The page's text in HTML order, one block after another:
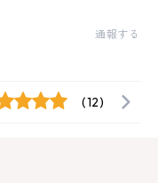
通報する
(12)